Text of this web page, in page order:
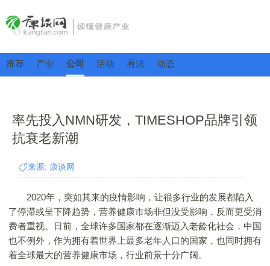
推荐 产业 公司 活动 看法 动态
率先投入NMN研发，TIMESHOP品牌引领
抗衰老新潮
来源: 康谈网
2020年，突如其来的疫情影响，让很多行业的发展都陷入
了停滞或呈下降趋势，营养健康市场非但没受影响，反而更受消
费者重视。日前，全球许多国家都在逐渐迈入老龄化社会，中国
也不例外，作为拥有着世界上最多老年人口的国家，也同时拥有
着全球最大的营养健康市场，行业前景十分广阔。